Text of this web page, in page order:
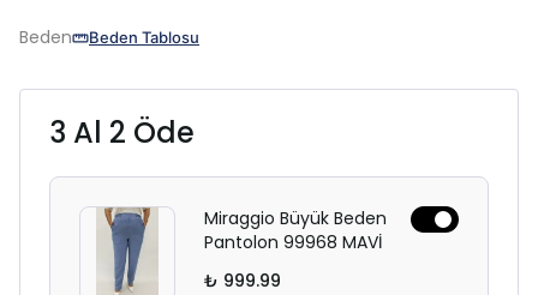
Beden Beden Tablosu
3 Al 2 Öde
Miraggio Büyük Beden
Pantolon 99968 MAVİ
₺ 999.99